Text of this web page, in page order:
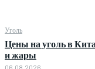
Уголь
Цены на уголь в
и жары
06.08.2026